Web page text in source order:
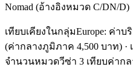
Nomad (อ้างอิงหมวด C/DN/D)
เทียบเคียงในกลุ่มEurope: ค่า
(ค่ากลางภูมิภาค 4,500 บาท) ·
จำนวนหมวดวีซ่า 3 เทียบค่าก